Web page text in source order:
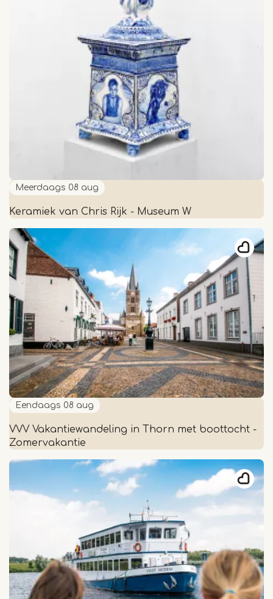
Meerdaags 08 aug
Keramiek van Chris Rijk - Museum W
Keramiek
van
Chris
Rijk
-
Museum
W
Eendaags 08 aug
VVV Vakantiewandeling in Thorn met boottocht -
Zomervakantie
VVV
Vakantiewandeling
in
-
Zomervakantie